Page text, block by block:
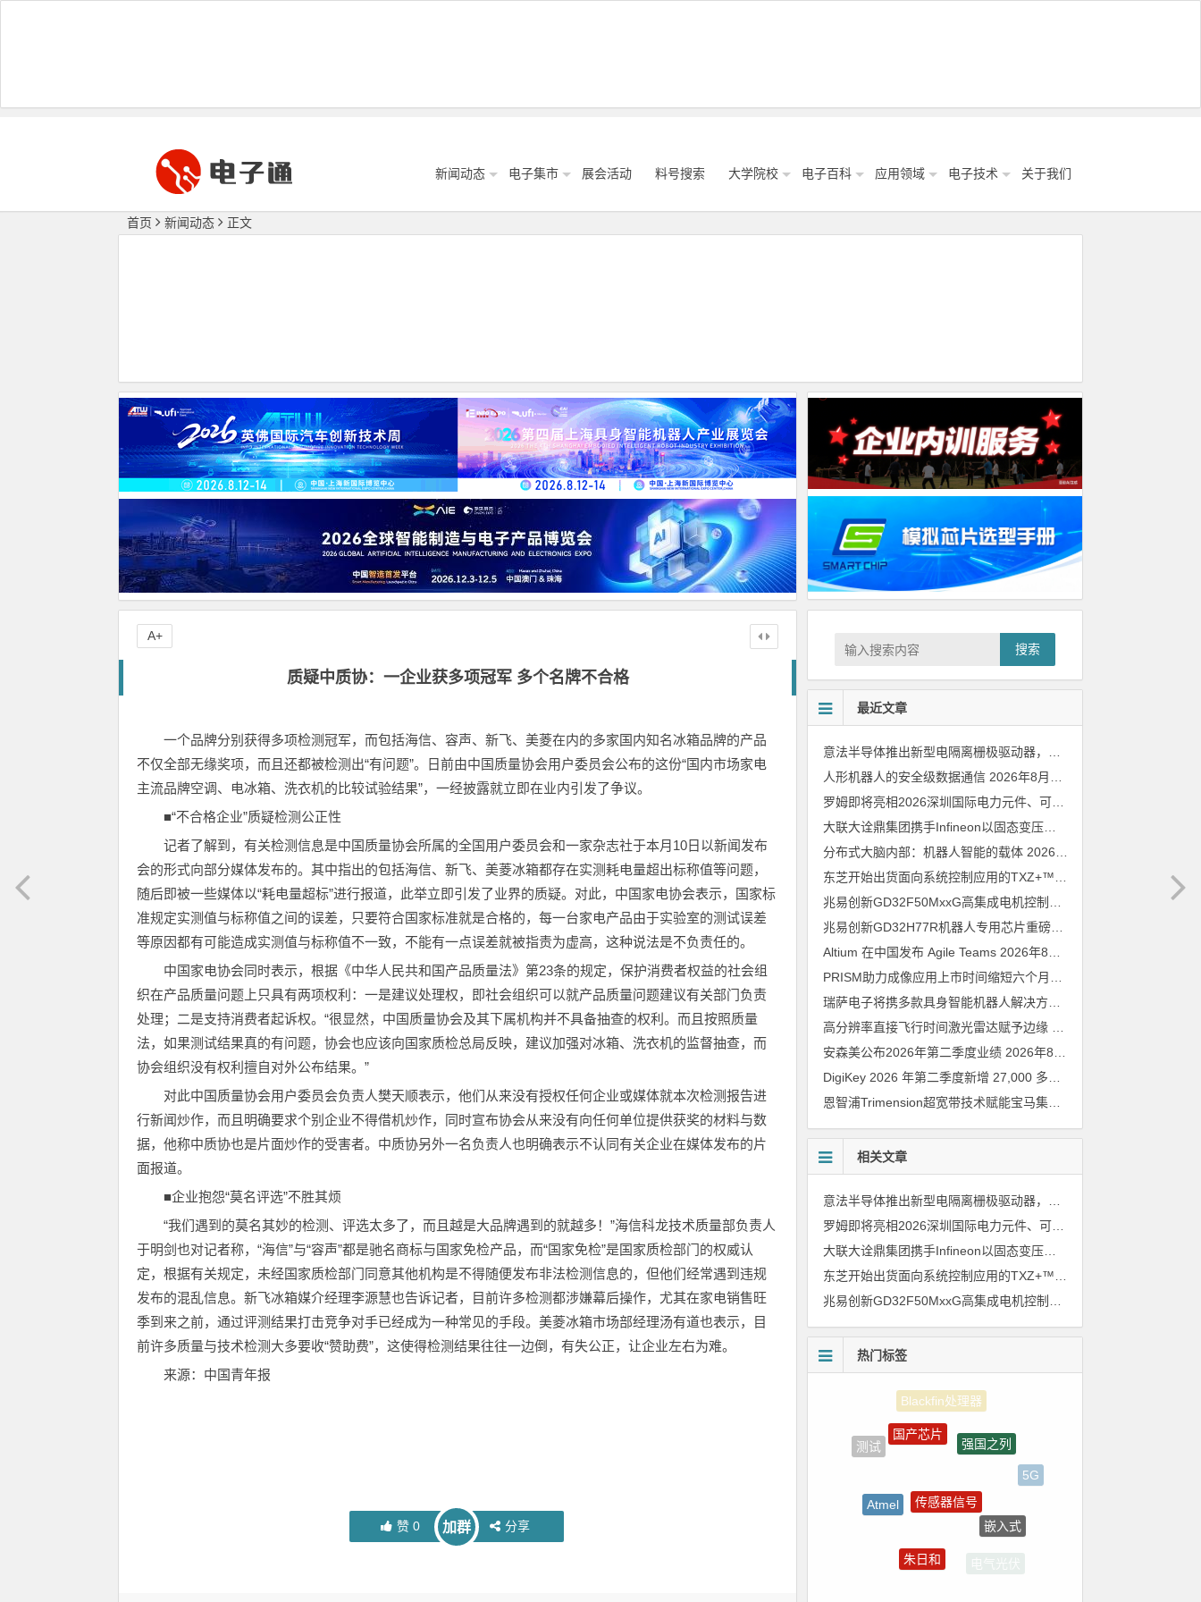
新闻动态 电子集市 展会活动 料号搜索 大学院校 电子百科 应用领域 电子技术 关于我们
首页 新闻动态 正文
质疑中质协：一企业获多项冠军 多个名牌不合格
一个品牌分别获得多项检测冠军，而包括海信、容声、新飞、美菱在内的多家国内知名冰箱品牌的产品
不仅全部无缘奖项，而且还都被检测出“有问题”。日前由中国质量协会用户委员会公布的这份“国内市场家电
主流品牌空调、电冰箱、洗衣机的比较试验结果”，一经披露就立即在业内引发了争议。
■“不合格企业”质疑检测公正性
记者了解到，有关检测信息是中国质量协会所属的全国用户委员会和一家杂志社于本月10日以新闻发布
会的形式向部分媒体发布的。其中指出的包括海信、新飞、美菱冰箱都存在实测耗电量超出标称值等问题，
随后即被一些媒体以“耗电量超标”进行报道，此举立即引发了业界的质疑。对此，中国家电协会表示，国家标
准规定实测值与标称值之间的误差，只要符合国家标准就是合格的，每一台家电产品由于实验室的测试误差
等原因都有可能造成实测值与标称值不一致，不能有一点误差就被指责为虚高，这种说法是不负责任的。
中国家电协会同时表示，根据《中华人民共和国产品质量法》第23条的规定，保护消费者权益的社会组
织在产品质量问题上只具有两项权利：一是建议处理权，即社会组织可以就产品质量问题建议有关部门负责
处理；二是支持消费者起诉权。“很显然，中国质量协会及其下属机构并不具备抽查的权利。而且按照质量
法，如果测试结果真的有问题，协会也应该向国家质检总局反映，建议加强对冰箱、洗衣机的监督抽查，而
协会组织没有权利擅自对外公布结果。”
对此中国质量协会用户委员会负责人樊天顺表示，他们从来没有授权任何企业或媒体就本次检测报告进
行新闻炒作，而且明确要求个别企业不得借机炒作，同时宣布协会从来没有向任何单位提供获奖的材料与数
据，他称中质协也是片面炒作的受害者。中质协另外一名负责人也明确表示不认同有关企业在媒体发布的片
面报道。
■企业抱怨“莫名评选”不胜其烦
“我们遇到的莫名其妙的检测、评选太多了，而且越是大品牌遇到的就越多！”海信科龙技术质量部负责人
于明剑也对记者称，“海信”与“容声”都是驰名商标与国家免检产品，而“国家免检”是国家质检部门的权威认
定，根据有关规定，未经国家质检部门同意其他机构是不得随便发布非法检测信息的，但他们经常遇到违规
发布的混乱信息。新飞冰箱媒介经理李源慧也告诉记者，目前许多检测都涉嫌幕后操作，尤其在家电销售旺
季到来之前，通过评测结果打击竞争对手已经成为一种常见的手段。美菱冰箱市场部经理汤有道也表示，目
前许多质量与技术检测大多要收“赞助费”，这使得检测结果往往一边倒，有失公正，让企业左右为难。
来源：中国青年报
赞0 加群 分享
A+
搜索
最近文章
人形机器人的安全级数据通信 2026年8月8日
罗姆即将亮相2026深圳国际电力元件、可再生能源管理展览会暨研讨会
大联大诠鼎集团携手Infineon以固态变压器重构配电效率新标杆
分布式大脑内部：机器人智能的载体 2026年8月6日
兆易创新GD32H77R机器人专用芯片重磅亮相，精准赋能伺服驱动与关节控制
Altium 在中国发布 Agile Teams 2026年8月6日
安森美公布2026年第二季度业绩 2026年8月6日
恩智浦Trimension超宽带技术赋能宝马集团Digital Key Plus及生命体存在检测功能
相关文章
罗姆即将亮相2026深圳国际电力元件、可再生能源管理展览会暨研讨会
大联大诠鼎集团携手Infineon以固态变压器重构配电效率新标杆
热门标签
测试
5G